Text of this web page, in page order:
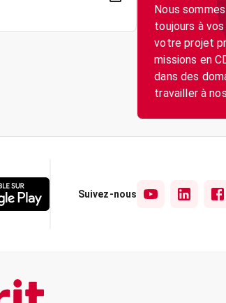
Nous
toujours à
votre projet
missions en
dans des
travailler à
Suivez-nous